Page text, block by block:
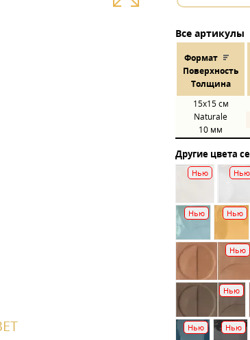
Все артикулы
Формат
Поверхность
Толщина
15x15см
Naturale
10 мм
Другие цвета
Нью Нью
Нью Нью
Нью
Нью
Нью Нью